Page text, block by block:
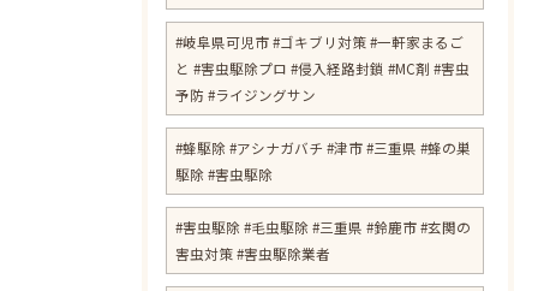
#岐阜県可児市 #ゴキブリ対策 #一軒家まるご
と #害虫駆除プロ #侵入経路封鎖 #MC剤 #害虫
予防 #ライジングサン
#蜂駆除 #アシナガバチ #津市 #三重県 #蜂の巣
駆除 #害虫駆除
#害虫駆除 #毛虫駆除 #三重県 #鈴鹿市 #玄関の
害虫対策 #害虫駆除業者